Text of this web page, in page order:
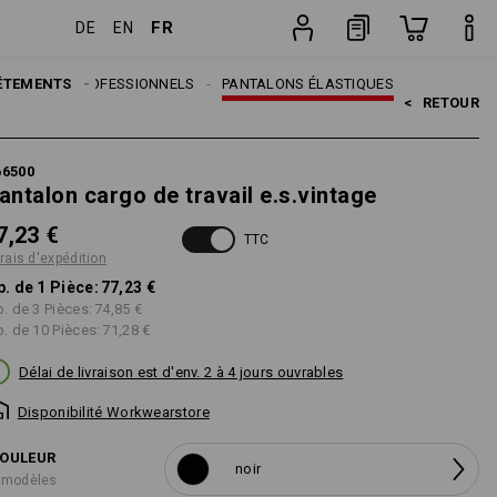
DE EN FR
PANTALONS ÉLASTIQUES
PROFESSIONNELS
< RETOUR
cargo de travail e.s.vintage
€
d'expédition
TTC
de 1 Pièce: 77,23 €
de 3 Pièces: 74,85 €
de 10 Pièces: 71,28 €
Délai de livraison est d'env. 2 à 4 jours ouvrables
Disponibilité Workwearstore
noir